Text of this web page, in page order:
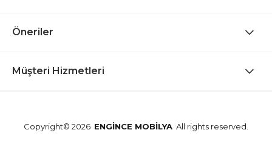
Öneriler
Müşteri Hizmetleri
Copyright© 2026 ENGİNCE MOBİLYA All rights reserved.